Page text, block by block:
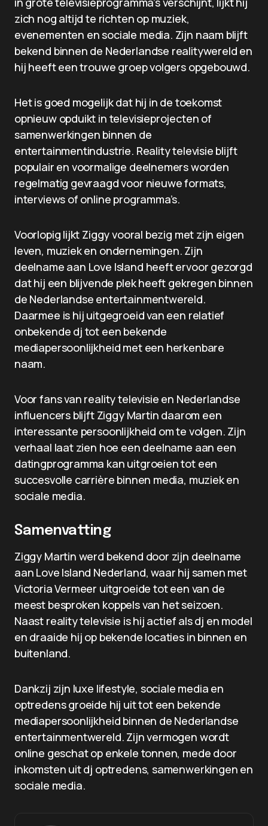
zich nog altijd te richten op muziek,
evenementen en sociale media. Zijn naam blijft
bekend binnen de Nederlandse realitywereld en
hij heeft een trouwe groep volgers opgebouwd.
Het is goed mogelijk dat hij in de toekomst
opnieuw opduikt in televisieprojecten of
samenwerkingen binnen de
entertainmentindustrie. Reality televisie blijft
populair en voormalige deelnemers worden
regelmatig gevraagd voor nieuwe formats,
interviews of online programma’s.
Voorlopig lijkt Ziggy vooral bezig met zijn eigen
leven, muziek en ondernemingen. Zijn
deelname aan Love Island heeft ervoor gezorgd
dat hij een blijvende plek heeft gekregen binnen
de Nederlandse entertainmentwereld.
Daarmee is hij uitgegroeid van een relatief
onbekende dj tot een bekende
mediapersoonlijkheid met een herkenbare
naam.
Voor fans van reality televisie en Nederlandse
influencers blijft Ziggy Martin daarom een
interessante persoonlijkheid om te volgen. Zijn
verhaal laat zien hoe een deelname aan een
datingprogramma kan uitgroeien tot een
succesvolle carrière binnen media, muziek en
sociale media.
Samenvatting
Ziggy Martin werd bekend door zijn deelname
aan Love Island Nederland, waar hij samen met
Victoria Vermeer uitgroeide tot een van de
meest besproken koppels van het seizoen.
Naast reality televisie is hij actief als dj en model
en draaide hij op bekende locaties in binnen en
buitenland.
Dankzij zijn luxe lifestyle, sociale media en
optredens groeide hij uit tot een bekende
mediapersoonlijkheid binnen de Nederlandse
entertainmentwereld. Zijn vermogen wordt
online geschat op enkele tonnen, mede door
inkomsten uit dj optredens, samenwerkingen en
sociale media.